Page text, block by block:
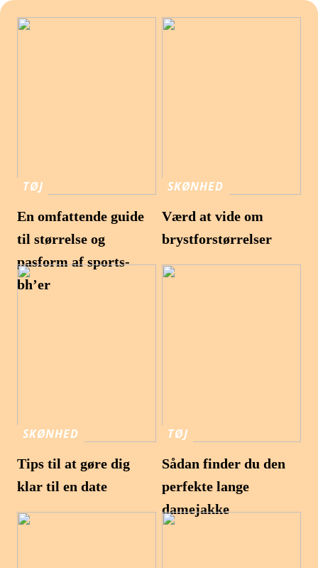
TØJ
En omfattende guide
til størrelse og
pasform af sports-
bh’er
SKØNHED
Værd at vide om
brystforstørrelser
SKØNHED
Tips til at gøre dig
klar til en date
TØJ
Sådan finder du den
perfekte lange
damejakke